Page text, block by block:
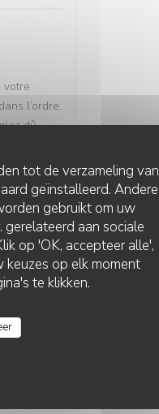
tot de verzameling van
geïnstalleerd. Andere
gebruikt om uw
aan sociale
op 'OK, accepteer alle',
keuzes op elk moment
te klikken.
votre
l’ordre.
dû
/ Prijs:5/5
de